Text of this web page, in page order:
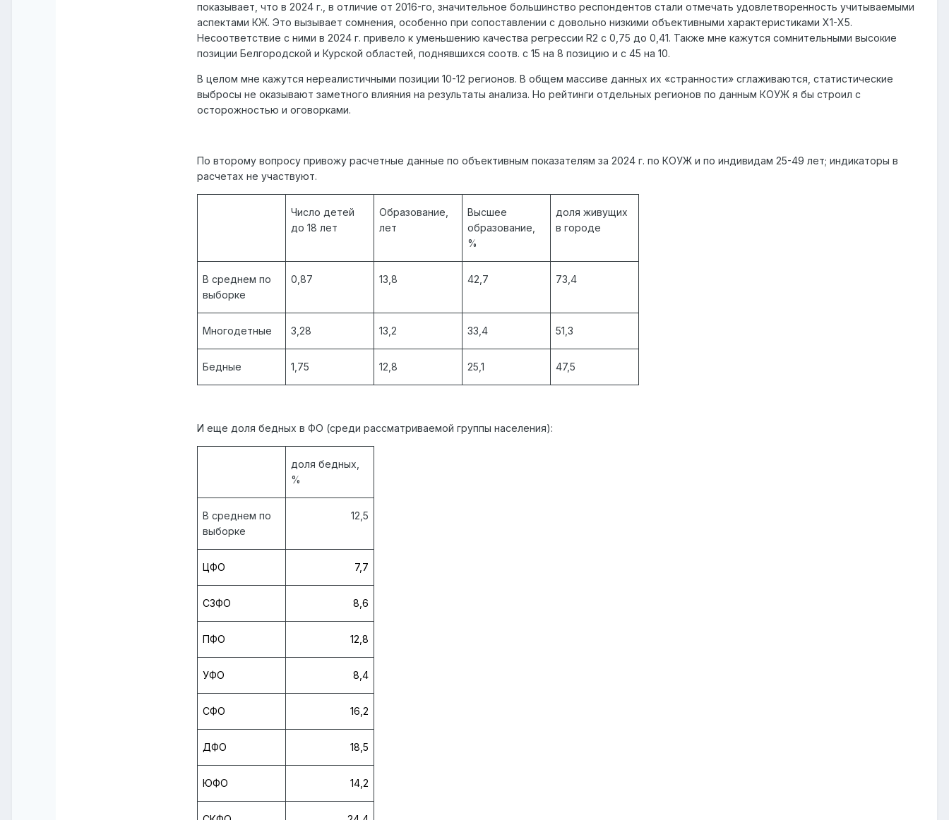
показывает, что в 2024 г., в отличие от 2016-го, значительное большинство респондентов стали отмечать удовлетворенность учитываемыми
аспектами КЖ. Это вызывает сомнения, особенно при сопоставлении с довольно низкими объективными характеристиками X1-X5.
Несоответствие с ними в 2024 г. привело к уменьшению качества регрессии R2 с 0,75 до 0,41. Также мне кажутся сомнительными высокие
позиции Белгородской и Курской областей, поднявшихся соотв. с 15 на 8 позицию и с 45 на 10.
В целом мне кажутся нереалистичными позиции 10-12 регионов. В общем массиве данных их «странности» сглаживаются, статистические
выбросы не оказывают заметного влияния на результаты анализа. Но рейтинги отдельных регионов по данным КОУЖ я бы строил с
осторожностью и оговорками.
По второму вопросу привожу расчетные данные по объективным показателям за 2024 г. по КОУЖ и по индивидам 25-49 лет; индикаторы в
расчетах не участвуют.
Число детей
до 18 лет
Образование,
лет
Высшее
образование,
%
доля живущих
в городе
В среднем по
выборке
0,87 13,8 42,7 73,4
Многодетные 3,28 13,2 33,4 51,3
Бедные 1,75 12,8 25,1 47,5
И еще доля бедных в ФО (среди рассматриваемой группы населения):
доля бедных,
%
В среднем по
выборке
12,5
ЦФО 7,7
СЗФО 8,6
ПФО 12,8
УФО 8,4
СФО 16,2
ДФО 18,5
ЮФО 14,2